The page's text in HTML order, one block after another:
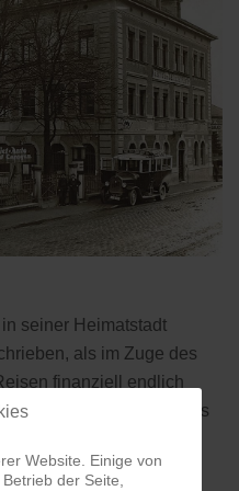
seiner Heimatstadt
als im Zuge des
finanziell endlich
Panoramabusse, Hotels
Für die Förderung
Website. Einige von
der Seite,